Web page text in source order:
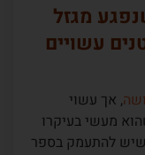
מגזל
עשויים
, אך עשוי
מעשי בעיקרו
שיש להתעמק בספר